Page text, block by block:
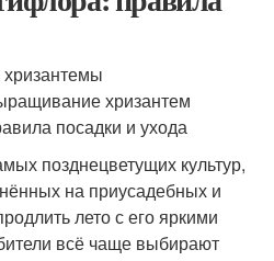
позднецветущих культур,
на приусадебных и
лето с его яркими
всё чаще выбирают